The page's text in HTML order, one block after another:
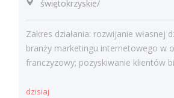
świętokrzyskie/
Zakres działania: rozwijanie własnej
branży marketingu internetowego w
franczyzowy; pozyskiwanie klientów
dzisiaj